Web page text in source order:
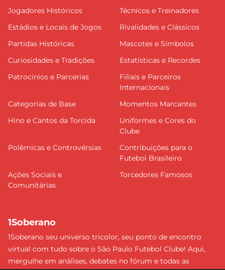
Jogadores Históricos
Técnicos e Treinadores
Estádios e Locais de Jogos
Rivalidades e Clássicos
Partidas Históricas
Mascotes e Símbolos
Curiosidades e Tradições
Estatísticas e Recordes
Patrocínios e Parcerias
Filiais e Parceiros
Internacionais
Categorias de Base
Momentos Marcantes
Hino e Cantos da Torcida
Uniformes e Cores do
Clube
Polêmicas e Controvérsias
Contribuições para o
Futebol Brasileiro
Ações Sociais e
Comunitárias
Torcedores Famosos
1Soberano
1Soberano seu universo tricolor, seu ponto de encontro
virtual com tudo sobre o São Paulo Futebol Clube! Aqui,
mergulhe em análises, debates no fórum e todas as